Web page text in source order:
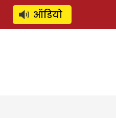
SUBSCRIBE
ऑडियो